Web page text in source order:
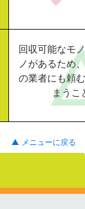
回収可能なモ
ノがあるため
の業者にも頼
まうこ
▲ メニューに戻る